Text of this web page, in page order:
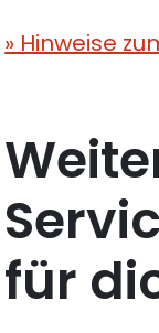
» Hinweise
für